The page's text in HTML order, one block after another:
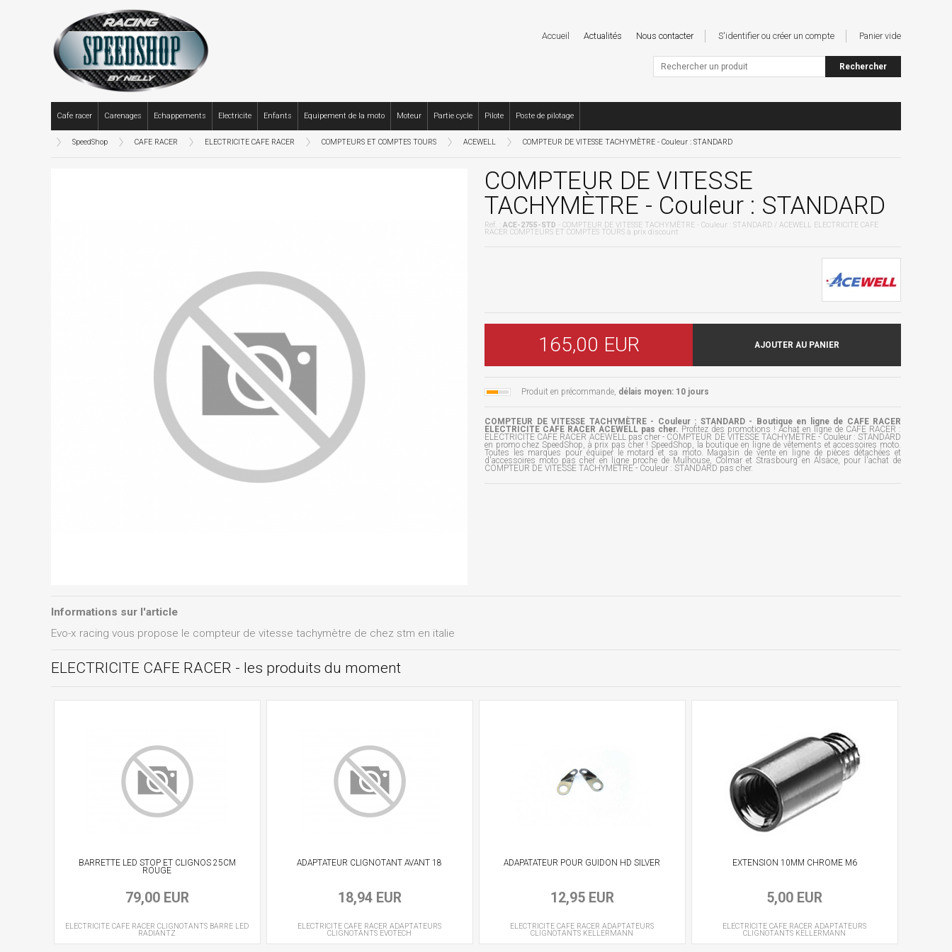
Cafe racer Carenages Echappements Electricite Enfants Equipement de la moto Moteur Partie cycle Pilote Poste de pilotage
Accueil Actualités Nous contacter S'identifier ou créer un compte Panier vide
SpeedShop CAFE RACER ELECTRICITE CAFE RACER COMPTEURS ET COMPTES TOURS ACEWELL COMPTEUR DE VITESSE TACHYMÈTRE - Couleur : STANDARD
COMPTEUR DE VITESSE
TACHYMÈTRE - Couleur : STANDARD
Réf. : ACE-2755-STD - COMPTEUR DE VITESSE TACHYMÈTRE - Couleur : STANDARD / ACEWELL ELECTRICITE CAFE
RACER COMPTEURS ET COMPTES TOURS à prix discount
165,00 EUR AJOUTER AU PANIER
Produit en précommande, délais moyen: 10 jours
COMPTEUR DE VITESSE TACHYMÈTRE - Couleur : STANDARD - Boutique en ligne de CAFE RACER
ELECTRICITE CAFE RACER ACEWELL pas cher. Profitez des promotions ! Achat en ligne de CAFE RACER :
ELECTRICITE CAFE RACER ACEWELL pas cher - COMPTEUR DE VITESSE TACHYMÈTRE - Couleur : STANDARD
en promo chez SpeedShop, à prix pas cher ! SpeedShop, la boutique en ligne de vêtements et accessoires moto.
Toutes les marques pour équiper le motard et sa moto. Magasin de vente en ligne de pièces détachées et
d'accessoires moto pas cher en ligne proche de Mulhouse, Colmar et Strasbourg en Alsace, pour l'achat de
COMPTEUR DE VITESSE TACHYMÈTRE - Couleur : STANDARD pas cher.
Informations sur l'article
Evo-x racing vous propose le compteur de vitesse tachymètre de chez stm en italie
ELECTRICITE CAFE RACER - les produits du moment
BARRETTE LED STOP ET CLIGNOS 25CM
ROUGE
79,00 EUR
ELECTRICITE CAFE RACER CLIGNOTANTS BARRE LED
RADIANTZ
ADAPTATEUR CLIGNOTANT AVANT 18
18,94 EUR
ELECTRICITE CAFE RACER ADAPTATEURS
CLIGNOTANTS EVOTECH
ADAPATATEUR POUR GUIDON HD SILVER
12,95 EUR
ELECTRICITE CAFE RACER ADAPTATEURS
CLIGNOTANTS KELLERMANN
EXTENSION 10MM CHROME M6
5,00 EUR
ELECTRICITE CAFE RACER ADAPTATEURS
CLIGNOTANTS KELLERMANN